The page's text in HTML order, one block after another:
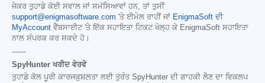
ਜੇਕਰ ਤੁਹਾਡੇ ਕੋਈ ਸਵਾਲ ਜਾਂ ਸਮੱਸਿਆਵਾਂ ਹਨ, ਤਾਂ ਤੁਸੀਂ
support@enigmasoftware.com 'ਤੇ ਈਮੇਲ ਰਾਹੀਂ ਜਾਂ EnigmaSoft ਦੀ
MyAccount ਵੈੱਬਸਾਈਟ 'ਤੇ ਇੱਕ ਸਹਾਇਤਾ ਟਿਕਟ ਖੋਲ੍ਹ ਕੇ EnigmaSoft ਸਹਾਇਤਾ
ਨਾਲ ਸੰਪਰਕ ਕਰ ਸਕਦੇ ਹੋ।
------
SpyHunter ਖਰੀਦ ਵੇਰਵੇ
ਤੁਹਾਡੇ ਕੋਲ ਪੂਰੀ ਕਾਰਜਕੁਸ਼ਲਤਾ ਲਈ ਤੁਰੰਤ SpyHunter ਦੀ ਗਾਹਕੀ ਲੈਣ ਦਾ ਵਿਕਲਪ